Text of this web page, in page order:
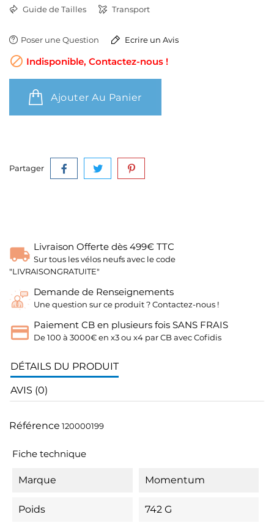
Guide de Tailles Transport
Poser une Question Ecrire un Avis
 Indisponible, Contactez-nous !
Ajouter Au Panier
Partager
Livraison Offerte dès 499€ TTC
Sur tous les vélos neufs avec le code
"LIVRAISONGRATUITE"
Demande de Renseignements
Une question sur ce produit ? Contactez-nous !
Paiement CB en plusieurs fois SANS FRAIS
De 100 à 3000€ en x3 ou x4 par CB avec Cofidis
DÉTAILS DU PRODUIT
AVIS (0)
Référence 120000199
Fiche technique
Marque Momentum
Poids 742 G